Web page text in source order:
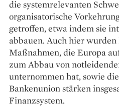
die systemrelevanten
organisatorische
getroffen, etwa indem sie
abbauen. Auch hier
Maßnahmen, die Europa
zum Abbau von
unternommen hat, sowie
Bankenunion stärken
Finanzsystem.